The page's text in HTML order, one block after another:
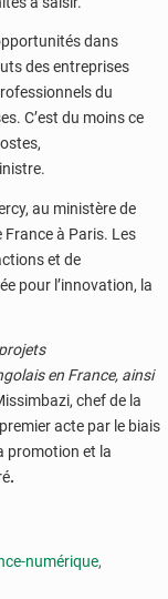
dans
des entreprises
du
C’est du moins ce
au ministère de
France à Paris. Les
et de
pour l’innovation, la
en France, ainsi
chef de la
acte par le biais
promotion et la
.
numérique,